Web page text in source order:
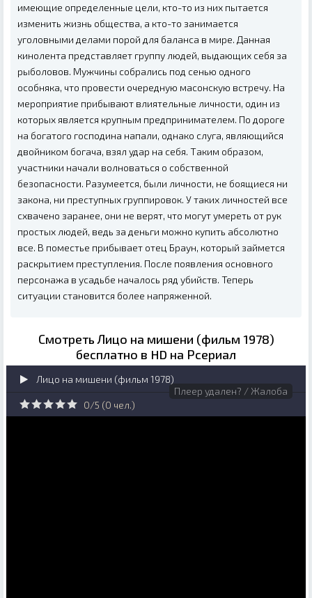
имеющие определенные цели, кто-то из них пытается
изменить жизнь общества, а кто-то занимается
уголовными делами порой для баланса в мире. Данная
кинолента представляет группу людей, выдающих себя за
рыболовов. Мужчины собрались под сенью одного
особняка, что провести очередную масонскую встречу. На
мероприятие прибывают влиятельные личности, один из
которых является крупным предпринимателем. По дороге
на богатого господина напали, однако слуга, являющийся
двойником богача, взял удар на себя. Таким образом,
участники начали волноваться о собственной
безопасности. Разумеется, были личности, не боящиеся ни
закона, ни преступных группировок. У таких личностей все
схвачено заранее, они не верят, что могут умереть от рук
простых людей, ведь за деньги можно купить абсолютно
все. В поместье прибывает отец Браун, который займется
раскрытием преступления. После появления основного
персонажа в усадьбе началось ряд убийств. Теперь
ситуации становится более напряженной.
Смотреть Лицо на мишени (фильм 1978)
бесплатно в HD на Рсериал
Лицо на мишени (фильм 1978)
Плеер удален? / Жалоба
0/5 (0 чел.)